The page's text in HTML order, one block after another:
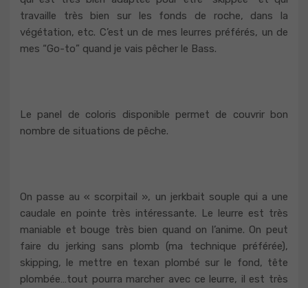
travaille très bien sur les fonds de roche, dans la
végétation, etc. C’est un de mes leurres préférés, un de
mes “Go-to” quand je vais pêcher le Bass.
Le panel de coloris disponible permet de couvrir bon
nombre de situations de pêche.
On passe au « scorpitail », un jerkbait souple qui a une
caudale en pointe très intéressante. Le leurre est très
maniable et bouge très bien quand on l’anime. On peut
faire du jerking sans plomb (ma technique préférée),
skipping, le mettre en texan plombé sur le fond, tête
plombée…tout pourra marcher avec ce leurre, il est très